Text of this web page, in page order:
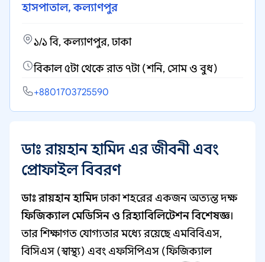
হাসপাতাল, কল্যাণপুর
১/১ বি, কল্যাণপুর, ঢাকা
বিকাল ৫টা থেকে রাত ৭টা (শনি, সোম ও বুধ)
+8801703725590
ডাঃ রায়হান হামিদ এর জীবনী এবং
প্রোফাইল বিবরণ
ডাঃ রায়হান হামিদঢাকা শহরের একজন অত্যন্ত দক্ষ
ফিজিক্যাল মেডিসিন ও রিহ্যাবিলিটেশন বিশেষজ্ঞ।
তার শিক্ষাগত যোগ্যতার মধ্যে রয়েছে এমবিবিএস,
বিসিএস (স্বাস্থ্য) এবং এফসিপিএস (ফিজিক্যাল